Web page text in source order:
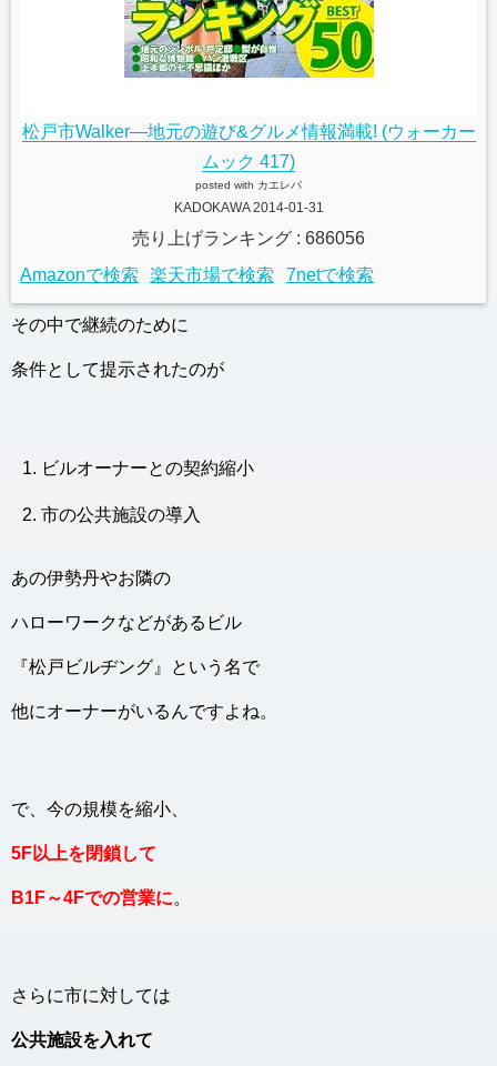
松戸市Walker―地元の遊び&グルメ情報満載! (ウォーカー
ムック 417)
posted with カエレバ
KADOKAWA 2014-01-31
売り上げランキング : 686056
Amazonで検索
楽天市場で検索 7netで検索
その中で継続のために
条件として提示されたのが
ビルオーナーとの契約縮小
市の公共施設の導入
あの伊勢丹やお隣の
ハローワークなどがあるビル
『松戸ビルヂング』という名で
他にオーナーがいるんですよね。
で、今の規模を縮小、
5F以上を閉鎖して
B1F～4Fでの営業に。
さらに市に対しては
公共施設を入れて